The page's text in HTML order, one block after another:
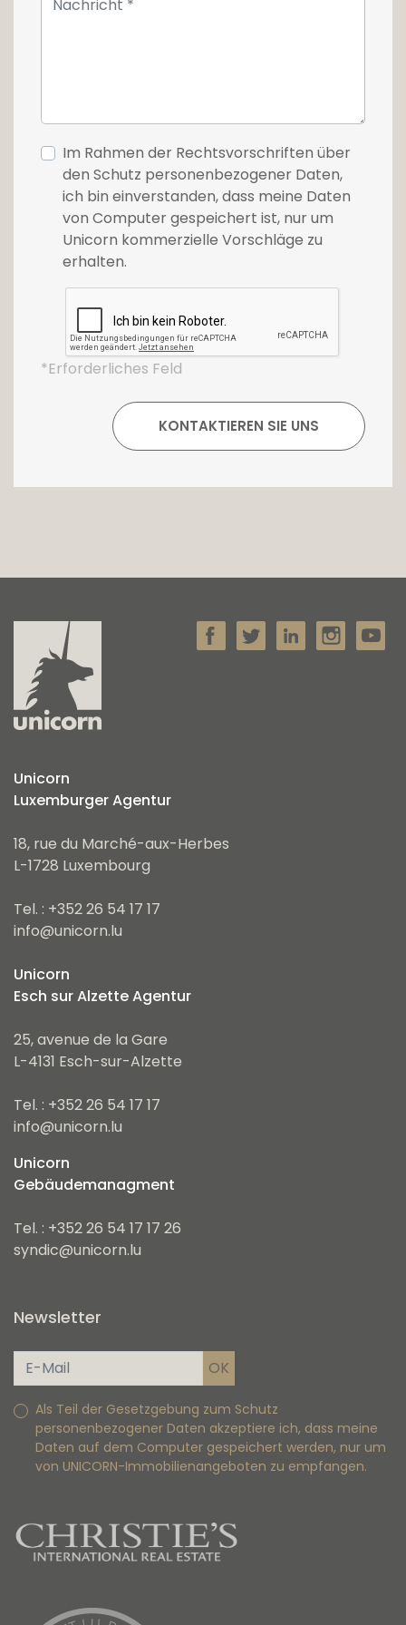
Im Rahmen der Rechtsvorschriften über
den Schutz personenbezogener Daten,
ich bin einverstanden, dass meine Daten
von Computer gespeichert ist, nur um
Unicorn kommerzielle Vorschläge zu
erhalten.
*Erforderliches Feld
Unicorn
Luxemburger Agentur
18, rue du Marché-aux-Herbes
L-1728 Luxembourg
Tel. : +352 26 54 17 17
info@unicorn.lu
Unicorn
Esch sur Alzette Agentur
25, avenue de la Gare
L-4131 Esch-sur-Alzette
Tel. : +352 26 54 17 17
info@unicorn.lu
Unicorn
Gebäudemanagment
Tel. : +352 26 54 17 17 26
syndic@unicorn.lu
Newsletter
Als Teil der Gesetzgebung zum Schutz
personenbezogener Daten akzeptiere ich, dass meine
Daten auf dem Computer gespeichert werden, nur um
von UNICORN-Immobilienangeboten zu empfangen.